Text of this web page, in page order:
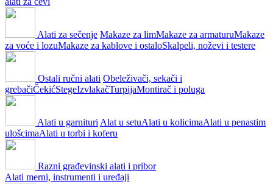
Alati za sečenje Makaze za limMakaze za armaturuMakaze
za voće i lozuMakaze za kablove i ostaloSkalpeli, noževi i testere
Ostali ručni alati Obeleživači, sekači i
grebačiČekićStegeIzvlakačTurpijaMontirač i poluga
Alati u garnituri Alat u setuAlati u kolicimaAlati u penastim
ulošcimaAlati u torbi i koferu
Razni građevinski alati i pribor
Alati merni, instrumenti i uređaji